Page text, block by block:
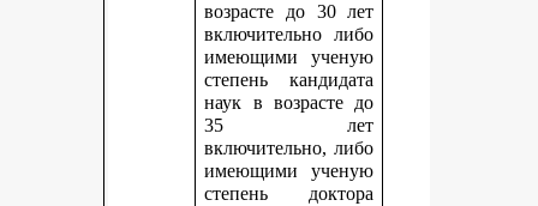
возрасте до 30 лет
включительно либо
имеющими ученую
степень кандидата
наук в возрасте до
35 лет
включительно, либо
имеющими ученую
степень доктора